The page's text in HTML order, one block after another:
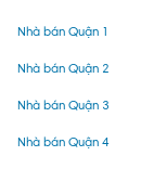
Nhà bán Quận 1
Nhà bán Quận 2
Nhà bán Quận 3
Nhà bán Quận 4